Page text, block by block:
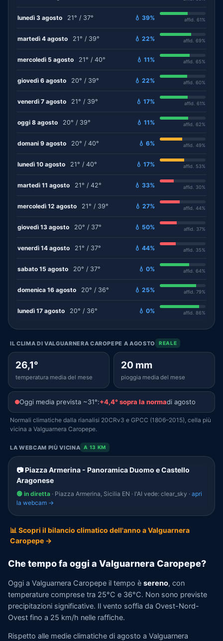
lunedì 3 agosto 21° / 37° 💧 39% affid. 61%
martedì 4 agosto 21° / 39° 💧 22% affid. 69%
mercoledì 5 agosto 21° / 40° 💧 11% affid. 65%
giovedì 6 agosto 20° / 39° 💧 22% affid. 60%
venerdì 7 agosto 21° / 39° 💧 17% affid. 61%
oggi 8 agosto 20° / 39° 💧 11% affid. 62%
domani 9 agosto 20° / 40° 💧 6% affid. 49%
lunedì 10 agosto 21° / 40° 💧 17% affid. 53%
martedì 11 agosto 21° / 42° 💧 33% affid. 30%
mercoledì 12 agosto 21° / 39° 💧 27% affid. 44%
giovedì 13 agosto 20° / 37° 💧 50% affid. 37%
venerdì 14 agosto 21° / 37° 💧 44% affid. 35%
sabato 15 agosto 20° / 37° 💧 0% affid. 64%
domenica 16 agosto 20° / 36° 💧 25% affid. 79%
lunedì 17 agosto 20° / 36° 💧 0% affid. 86%
IL CLIMA DI VALGUARNERA CAROPEPE A AGOSTO REALE
26,1°
temperatura media del mese
20 mm
pioggia media del mese
Oggi media prevista ~31°:+4,4° sopra la normadi agosto
Normali climatiche dalla rianalisi 20CRv3 e GPCC (1806–2015), cella più
vicina a Valguarnera Caropepe.
LA WEBCAM PIÙ VICINA A 13 KM
📷 Piazza Armerina - Panoramica Duomo e Castello
Aragonese
🟢 in diretta · Piazza Armerina, Sicilia EN · l'AI vede: clear_sky · apri
la webcam →
📊 Scopri il bilancio climatico dell'anno a Valguarnera
Caropepe →
Che tempo fa oggi a Valguarnera Caropepe?
Oggi a Valguarnera Caropepe il tempo è sereno, con
temperature comprese tra 25°C e 36°C. Non sono previste
precipitazioni significative. Il vento soffia da Ovest-Nord-
Ovest fino a 25 km/h nelle raffiche.
Rispetto alle medie climatiche di agosto a Valguarnera